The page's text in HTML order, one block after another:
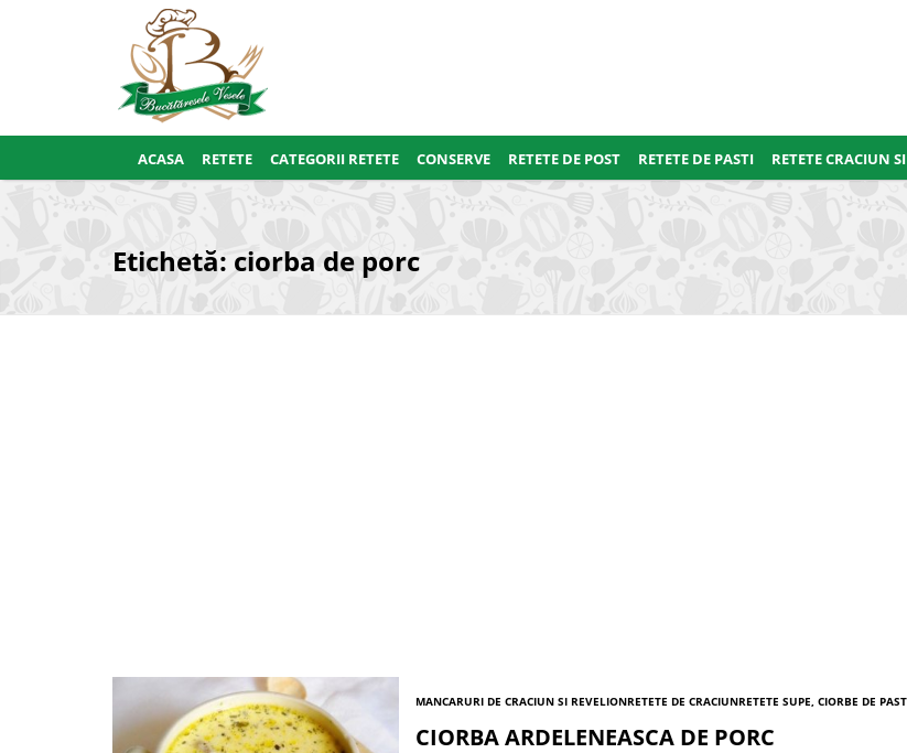
ACASA RETETE CATEGORII RETETE CONSERVE RETETE DE POST RETETE DE PASTI RETETE CRACIUN
Etichetă: ciorba de porc
MANCARURI DE CRACIUN SI REVELIONRETETE DE CRACIUNRETETE SUPE, CIORBE DE
CIORBA ARDELENEASCA DE PORC